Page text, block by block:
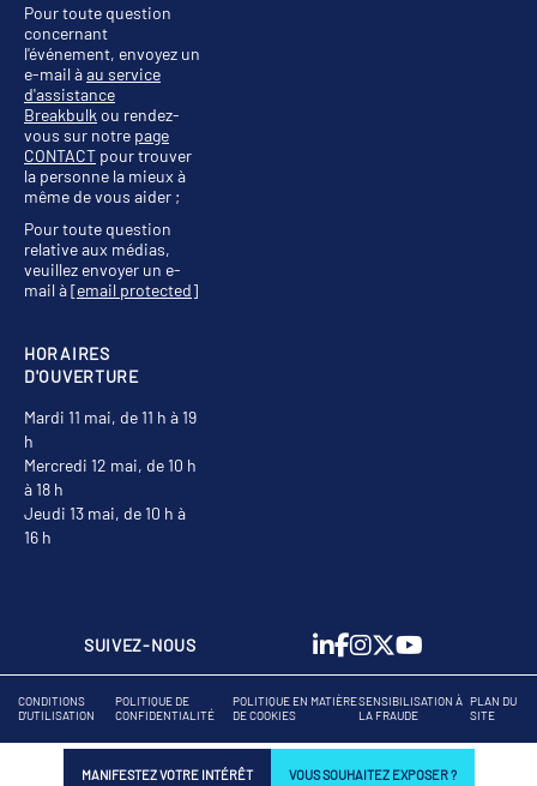
MANIFESTEZ VOTRE INTÉRÊT VOUS SOUHAITEZ EXPOSER ?
HORAIRES
D'OUVERTURE
Mardi 11 mai, de 11 h à 19
h
Mercredi 12 mai, de 10 h
à 18 h
Jeudi 13 mai, de 10 h à
16 h
Pour toute question
concernant
l'événement, envoyez un
e-mail àau service
d'assistance
Breakbulk ou rendez-
vous sur notre page
CONTACT pour trouver
la personne la mieux à
même de vous aider ;
Pour toute question
relative aux médias,
veuillez envoyer un e-
mail à[email protected]
SUIVEZ-NOUS
CONDITIONS
D'UTILISATION
POLITIQUE DE
CONFIDENTIALITÉ
POLITIQUE EN MATIÈRE
DE COOKIES
SENSIBILISATION À
LA FRAUDE
PLAN DU
SITE